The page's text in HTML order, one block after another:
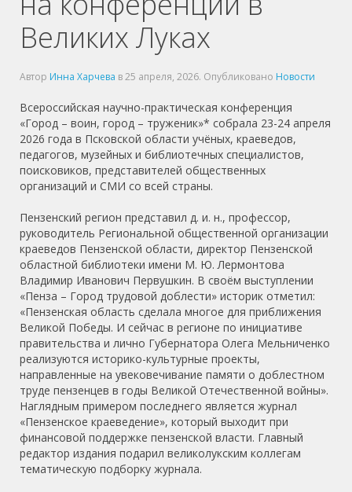
Великих Луках
Автор Инна Харчева в25 апреля, 2026. Опубликовано Новости
Всероссийская научно-практическая конференция
«Город – воин, город – труженик»* собрала 23-24 апреля
2026 года в Псковской области учёных, краеведов,
педагогов, музейных и библиотечных специалистов,
поисковиков, представителей общественных
организаций и СМИ со всей страны.
Пензенский регион представил д. и. н., профессор,
руководитель Региональной общественной организации
краеведов Пензенской области, директор Пензенской
областной библиотеки имени М. Ю. Лермонтова
Владимир Иванович Первушкин. В своём выступлении
«Пенза – Город трудовой доблести» историк отметил:
«Пензенская область сделала многое для приближения
Великой Победы. И сейчас в регионе по инициативе
правительства и лично Губернатора Олега Мельниченко
реализуются историко-культурные проекты,
направленные на увековечивание памяти о доблестном
труде пензенцев в годы Великой Отечественной войны».
Наглядным примером последнего является журнал
«Пензенское краеведение», который выходит при
финансовой поддержке пензенской власти. Главный
редактор издания подарил великолукским коллегам
тематическую подборку журнала.